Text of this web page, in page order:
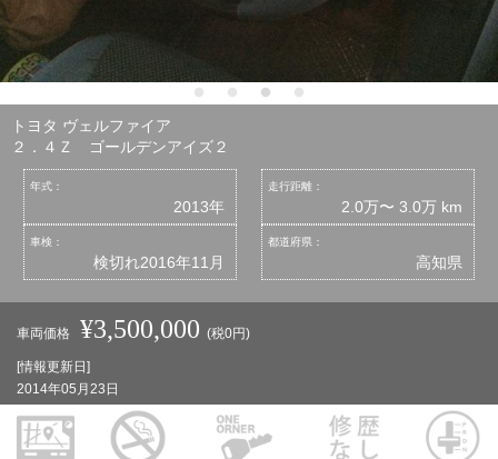
トヨタ ヴェルファイア
２．４Ｚ ゴールデンアイズ２
年式：
2013年
走行距離：
2.0万〜 3.0万 km
車検：
検切れ2016年11月
都道府県：
高知県
車両価格 ¥3,500,000(税0円)
[情報更新日]
2014年05月23日